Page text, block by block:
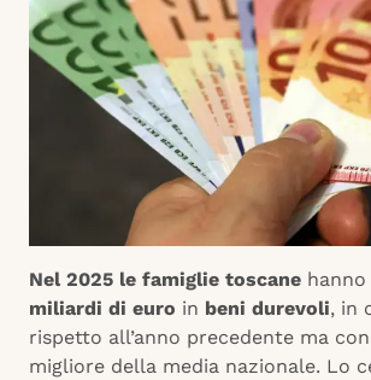
Nel 2025 le famiglie toscane hanno
miliardi di euro in beni durevoli, in
rispetto all’anno precedente ma
migliore della media nazionale. Lo